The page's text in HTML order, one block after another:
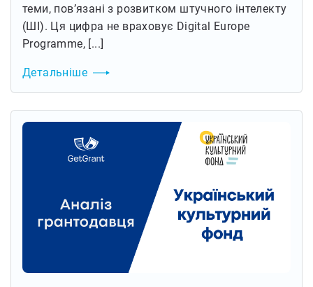
теми, пов’язані з розвитком штучного інтелекту
(ШІ). Ця цифра не враховує Digital Europe
Programme, [...]
Детальніше